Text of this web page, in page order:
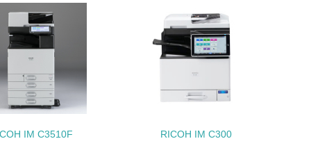
林、天然林保護、間伐＞、認証品の
極的に参加している
IM C3510F RICOH IM C300